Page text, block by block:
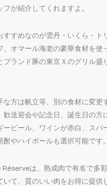
が紹介してくれますよ。
すすめなのが雲丹・いくら・
、オマール海老の豪華食材を
ブランド豚の東京Ｘのグリル
な方は帆立等、別の食材に変
歓送迎会や記念日、誕生日の
ービール、ワインが赤白、ス
酎やハイボールも選択可能です。
は、熟成肉で有名で多
いて、質のいい肉をお得に提